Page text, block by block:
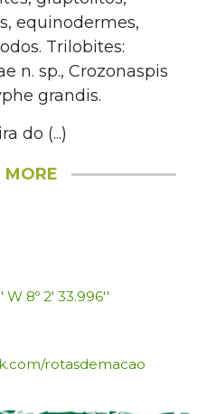
equinodermes,
Trilobites:
n. sp., Crozonaspis
grandis.
do (...)
MORE
W 8º 2' 33.996''
rotasdemacao